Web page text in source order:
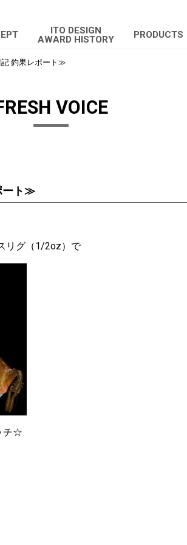
ITO DESIGN
AWARD HISTORY
PRODUCTS
釣果レポート≫
VOICE
ート≫
リグ（1/2oz）で
チ☆